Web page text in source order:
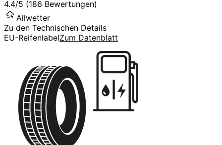
4.4/5 (186 Bewertungen)
Allwetter
Zu den Technischen Details
EU-ReifenlabelZum Datenblatt